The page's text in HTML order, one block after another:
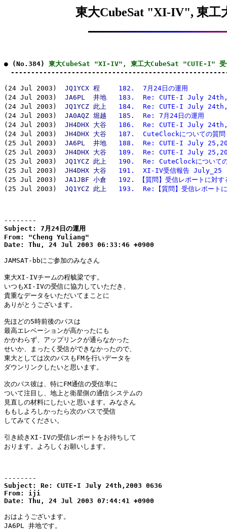
東大CubeSat "XI-IV", 東工
● (No.384) 東大CubeSat "XI-IV", 東工大CubeSat "CUTE-I" 受
(24 Jul 2003) JQ1YCX 程
182.  7月24日の運用
(24 Jul 2003) JA6PL  井地
183.  Re: CUTE-I July
(24 Jul 2003) JQ1YCZ 此上
184.  Re: CUTE-I July
(24 Jul 2003) JA0AQZ 堀越
185.  Re: 7月24日の運用
(24 Jul 2003) JH4DHX 大谷
186.  Re: CUTE-I July
(24 Jul 2003) JH4DHX 大谷
187.  CuteClockについての質問
(25 Jul 2003) JA6PL  井地
188.  Re: CUTE-I July
(25 Jul 2003) JH4DHX 大谷
189.  Re: CUTE-I July
(25 Jul 2003) JQ1YCZ 此上
190.  Re: CuteClockについて
(25 Jul 2003) JH4DHX 大谷
191.  XI-IV受信報告 July_25
(25 Jul 2003) JA1JBF 小倉
192. 【質問】受信レポートに対す
(25 Jul 2003) JQ1YCZ 此上 193.  Re:【質問】受信レポートに
--------
Subject: 7月24日の運用
From: "Cheng Yuliang"
Date: Thu, 24 Jul 2003 06:33:46 +0900
JAMSAT-bbにご参加のみなさん
東大XI-IVチームの程毓梁です。
いつもXI-IVの受信に協力していただき、
貴重なデータをいただいてまことに
ありがとうございます。
先ほどの5時前後のパスは
最高エレベーションが高かったにも
かかわらず、アップリンクが通らなかった
せいか、まったく受信ができなかったので、
東大としては次のパスもFMを行いデータを
ダウンリンクしたいと思います。
次のパス彼は、特にFM通信の受信率に
ついて注目し、地上と衛星側の通信システムの
見直しの材料にしたいと思います。みなさん
ももしよろしかったら次のパスで受信
してみてください。
引き続きXI-IVの受信レポートをお待ちして
おります。よろしくお願いします。
--------
Subject: Re: CUTE-I July 24th,2003 0636
From: iji
Date: Thu, 24 Jul 2003 07:44:41 +0900
おはようございます。
JA6PL 井地です。